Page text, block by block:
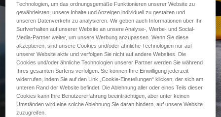
Neues Modul zur
Berechnung des
Sturzraumes
Nutzen Sie unser Tool zur
Sturzraumberechnung
Technologien, um das ordnungsgemäße Funktionieren unserer Website zu
gewährleisten, unsere Inhalte und Anzeigen individuell zu gestalten und
unseren Datenverkehr zu analysieren. Wir geben auch Informationen über Ihr
Surfverhalten auf unserer Website an unsere Analyse-, Werbe- und Social-
Media-Partner weiter, um unsere Werbung anzupassen. Wenn Sie diese
akzeptieren, sind unsere Cookies und/oder ähnliche Technologien nur auf
unserer Website aktiv und verfolgen Sie nicht auf andere Websites. Die
Cookies und/oder ähnliche Technologien unserer Partner werden Sie während
Ihres gesamten Surfens verfolgen. Sie können Ihre Einwilligung jederzeit
widerrufen, indem Sie auf den Link „Cookie-Einstellungen“ klicken, der sich am
unteren Rand der Website befindet. Die Ablehnung aller oder eines Teils dieser
Cookies kann Ihre Benutzererfahrung beeinträchtigen, aber unter keinen
Umständen wird eine solche Ablehnung Sie daran hindern, auf unsere Website
zuzugreifen.